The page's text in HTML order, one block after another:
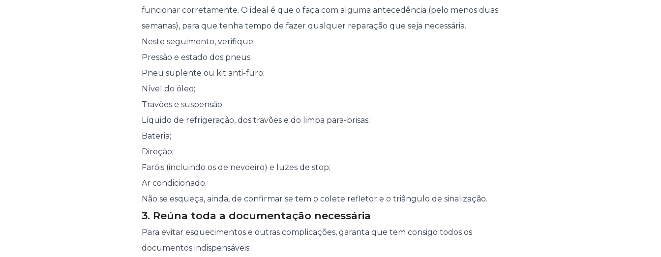
funcionar corretamente. O ideal é que o faça com alguma antecedência (pelo menos duas
semanas), para que tenha tempo de fazer qualquer reparação que seja necessária.
Neste seguimento, verifique:
Pressão e estado dos pneus;
Pneu suplente ou kit anti-furo;
Nível do óleo;
Travões e suspensão;
Líquido de refrigeração, dos travões e do limpa para-brisas;
Bateria;
Direção;
Faróis (incluindo os de nevoeiro) e luzes de stop;
Ar condicionado.
Não se esqueça, ainda, de confirmar se tem o colete refletor e o triângulo de sinalização.
3. Reúna toda a documentação necessária
Para evitar esquecimentos e outras complicações, garanta que tem consigo todos os
documentos indispensáveis: